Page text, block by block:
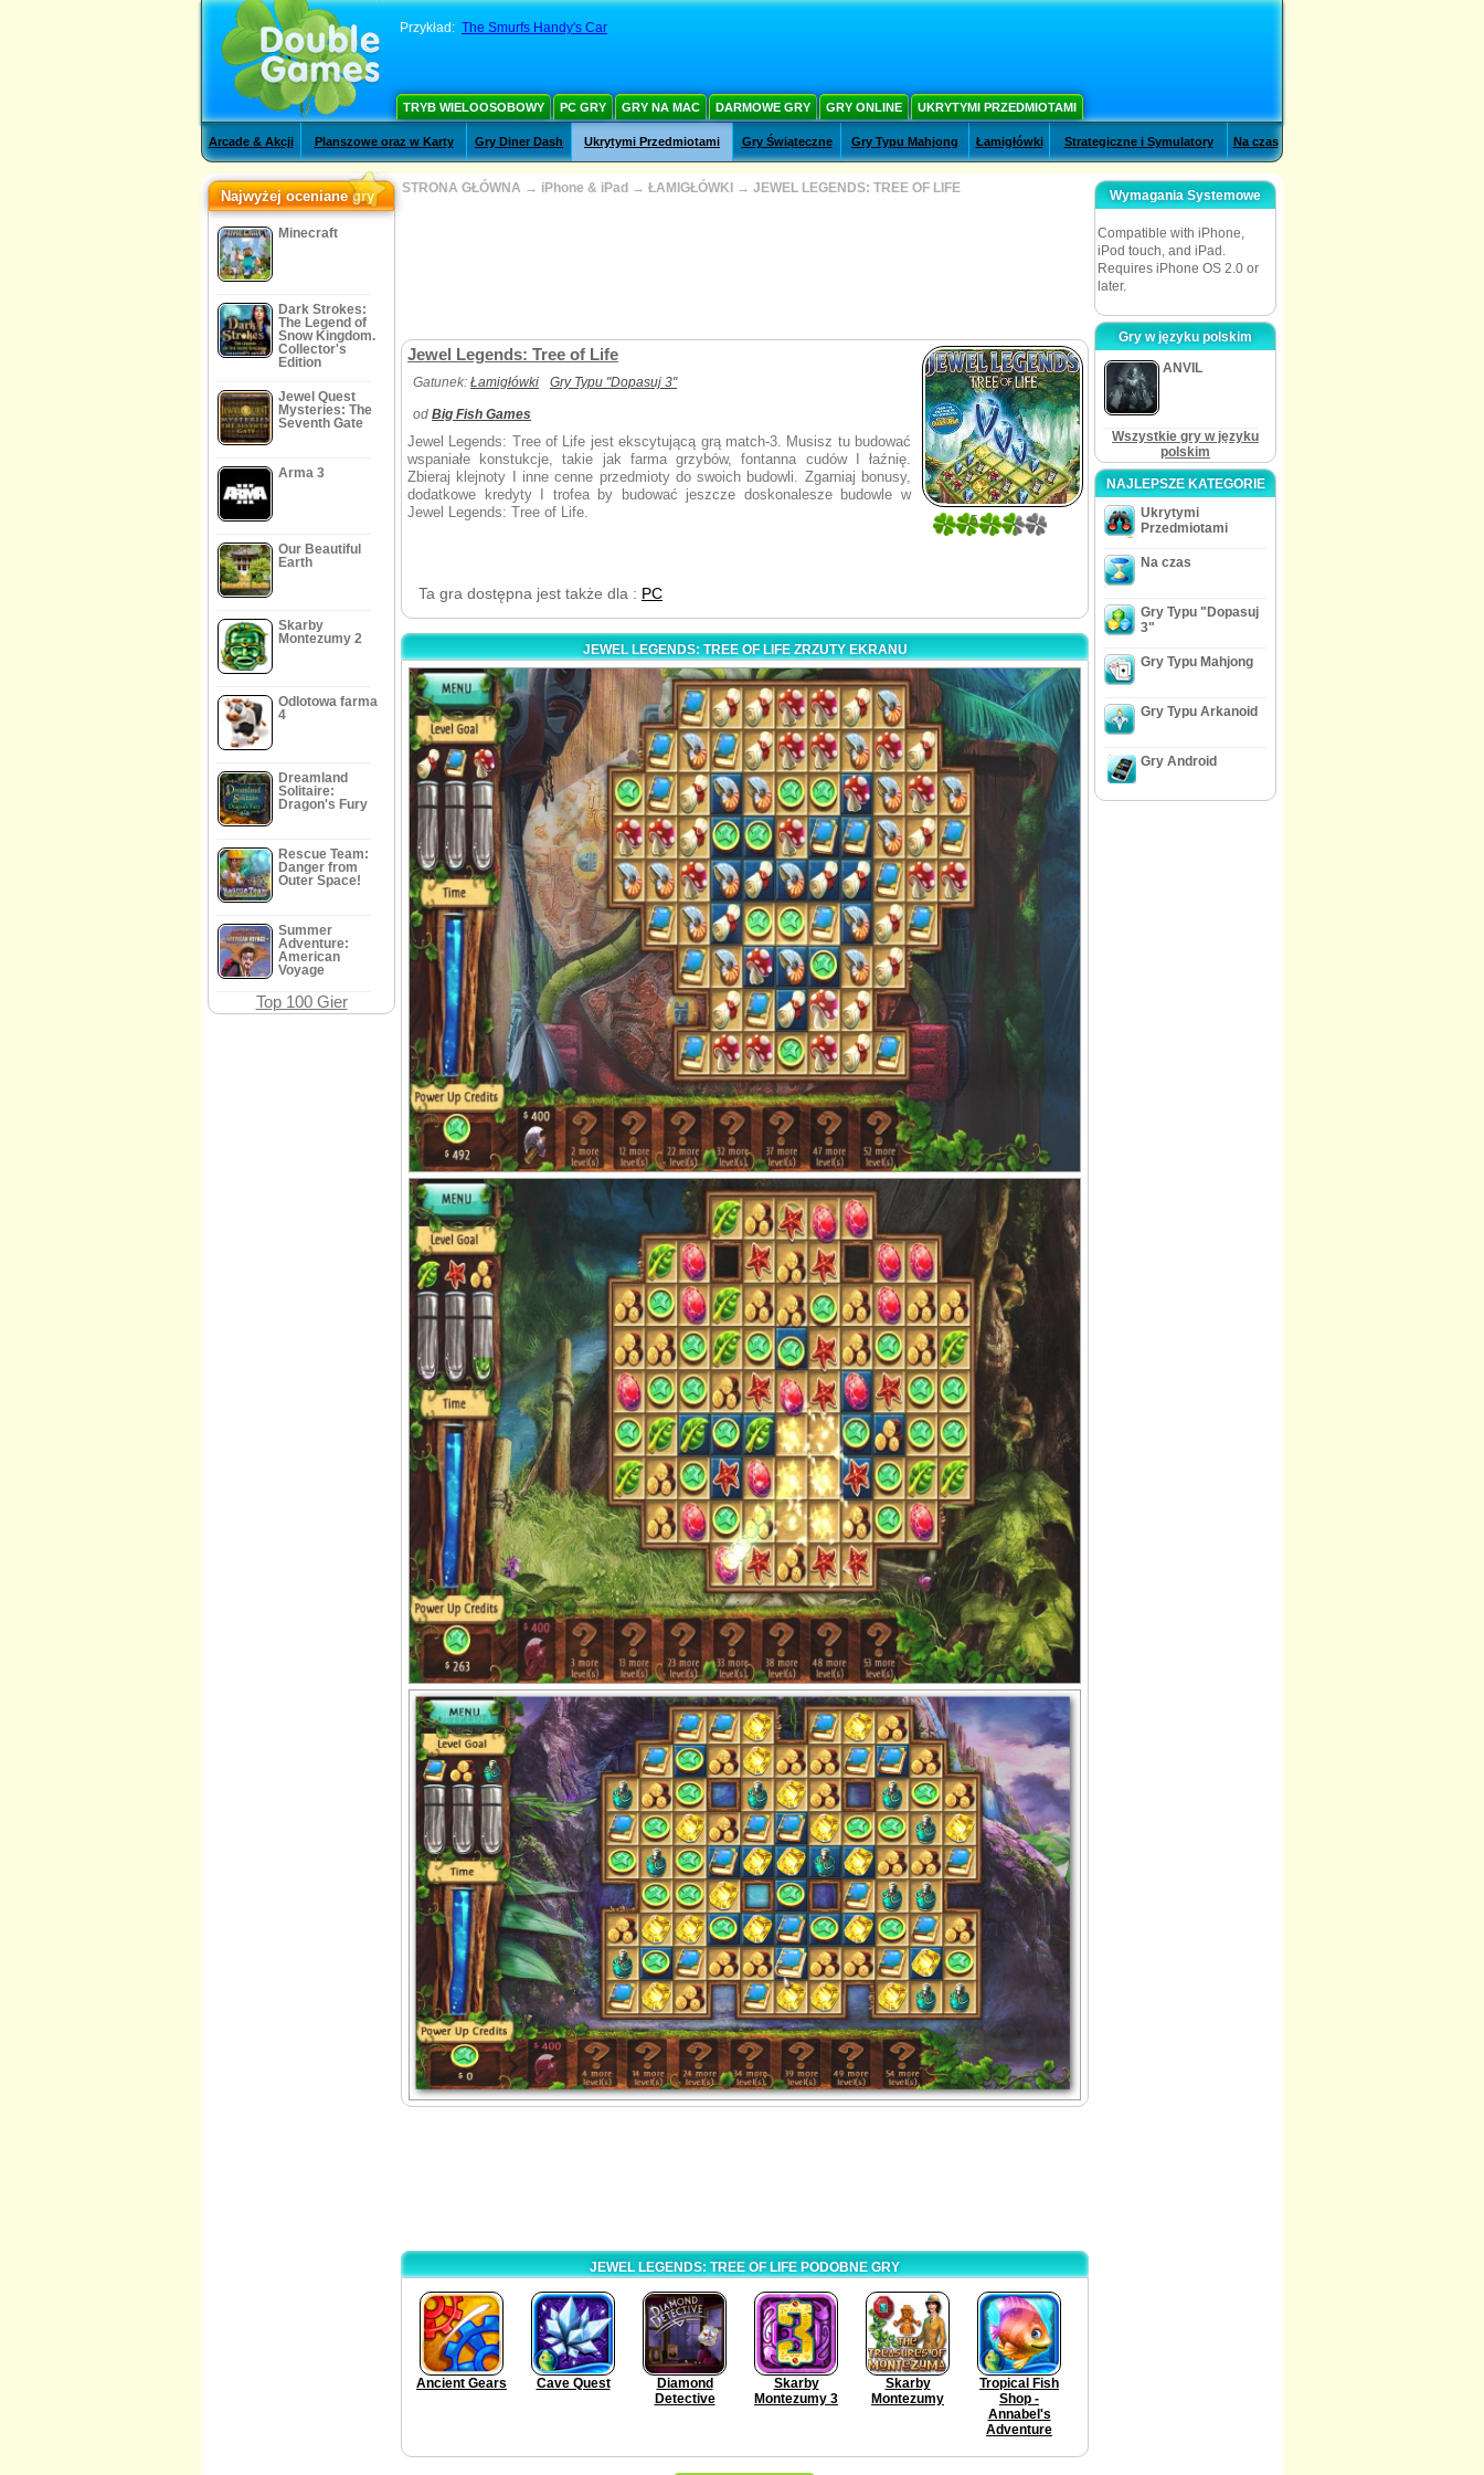
Przykład: The Smurfs Handy's Car
TRYB WIELOOSOBOWY PC GRY GRY NA MAC DARMOWE GRY GRY ONLINE UKRYTYMI PRZEDMIOTAMI
Arcade & Akcji Planszowe oraz w Karty Gry Diner Dash Ukrytymi Przedmiotami Gry Świąteczne Gry Typu Mahjong Łamigłówki Strategiczne i Symulatory Na czas
Najwyżej oceniane gry
Minecraft
Dark Strokes:
The Legend of
Snow Kingdom.
Collector's
Edition
Jewel Quest
Mysteries: The
Seventh Gate
Arma 3
Our Beautiful
Earth
Skarby
Montezumy 2
Odlotowa farma
4
Dreamland
Solitaire:
Dragon's Fury
Rescue Team:
Danger from
Outer Space!
Summer
Adventure:
American
Voyage
Top 100 Gier
STRONA GŁÓWNA → iPhone & iPad → ŁAMIGŁÓWKI → JEWEL LEGENDS: TREE OF LIFE
5
Jewel Legends: Tree of Life
Gatunek: Łamigłówki Gry Typu "Dopasuj 3"
od Big Fish Games
Jewel Legends: Tree of Life jest ekscytującą grą match-3. Musisz tu budować
wspaniałe konstukcje, takie jak farma grzybów, fontanna cudów I łaźnię.
Zbieraj klejnoty I inne cenne przedmioty do swoich budowli. Zgarniaj bonusy,
dodatkowe kredyty I trofea by budować jeszcze doskonalesze budowle w
Jewel Legends: Tree of Life.
Ta gra dostępna jest także dla : PC
JEWEL LEGENDS: TREE OF LIFE ZRZUTY EKRANU
JEWEL LEGENDS: TREE OF LIFE PODOBNE GRY
Ancient Gears Cave Quest
Diamond
Detective
Skarby
Montezumy 3
Skarby
Montezumy
Tropical Fish
Shop -
Annabel's
Adventure
Wymagania Systemowe
Compatible with iPhone,
iPod touch, and iPad.
Requires iPhone OS 2.0 or
later.
Gry w języku polskim
ANVIL
Wszystkie gry w języku
polskim
NAJLEPSZE KATEGORIE
Ukrytymi
Przedmiotami
Na czas
Gry Typu "Dopasuj
3"
Gry Typu Mahjong
Gry Typu Arkanoid
Gry Android